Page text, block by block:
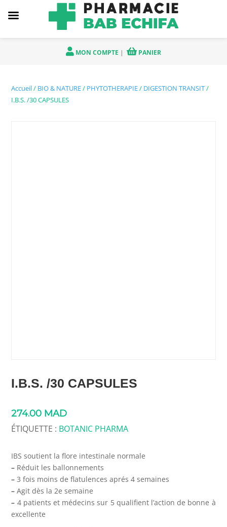
MON COMPTE | PANIER
Accueil/ BIO & NATURE/ PHYTOTHERAPIE/ DIGESTION TRANSIT/
I.B.S. /30 CAPSULES
I.B.S. /30 CAPSULES
274.00 MAD
ÉTIQUETTE : BOTANIC PHARMA
IBS soutient la flore intestinale normale
– Réduit les ballonnements
–3 fois moins de flatulences aprés 4 semaines
–Agit dès la 2e semaine
– 4 patients et médecins sur 5 qualifient l’action de bonne à
excellente